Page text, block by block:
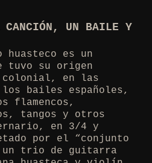
CANCIÓN, UN BAILE Y
huasteco es un
tuvo su origen
colonial, en las
bailes españoles,
flamencos,
tangos y otros
en 3/4 y
por el “conjunto
un trio de guitarra